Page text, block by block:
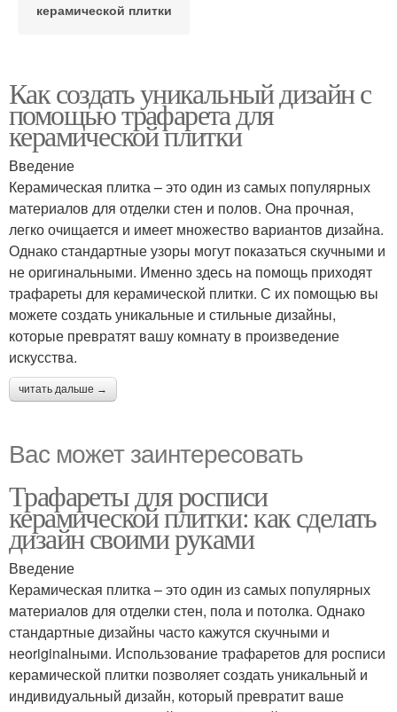
керамической плитки
Как создать уникальный дизайн с
помощью трафарета для
керамической плитки
Введение
Керамическая плитка – это один из самых популярных
материалов для отделки стен и полов. Она прочная,
легко очищается и имеет множество вариантов дизайна.
Однако стандартные узоры могут показаться скучными и
не оригинальными. Именно здесь на помощь приходят
трафареты для керамической плитки. С их помощью вы
можете создать уникальные и стильные дизайны,
которые превратят вашу комнату в произведение
искусства.
читать дальше →
Вас может заинтересовать
Трафареты для росписи
керамической плитки: как сделать
дизайн своими руками
Введение
Керамическая плитка – это один из самых популярных
материалов для отделки стен, пола и потолка. Однако
стандартные дизайны часто кажутся скучными и
неoriginalными. Использование трафаретов для росписи
керамической плитки позволяет создать уникальный и
индивидуальный дизайн, который превратит ваше